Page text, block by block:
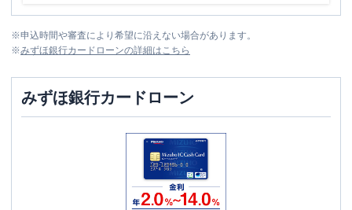
※申込時間や審査により希望に沿えない場合があります。
※みずほ銀行カードローンの詳細はこちら
みずほ銀行カードローン